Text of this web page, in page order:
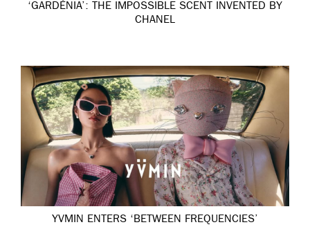
‘GARDÉNIA’: THE IMPOSSIBLE SCENT INVENTED BY
CHANEL
YVMIN ENTERS ‘BETWEEN FREQUENCIES’